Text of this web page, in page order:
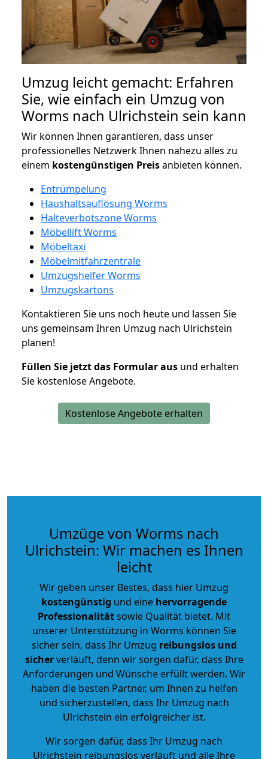
Umzug leicht gemacht: Erfahren
Sie, wie einfach ein Umzug von
Worms nach Ulrichstein sein kann
Wir können Ihnen garantieren, dass unser
professionelles Netzwerk Ihnen nahezu alles zu
einem kostengünstigen Preisanbieten können.
Entrümpelung
Haushaltsauflösung Worms
Halteverbotszone Worms
Möbellift Worms
Möbeltaxi
Möbelmitfahrzentrale
Umzugshelfer Worms
Umzugskartons
Kontaktieren Sie uns noch heute und lassen Sie
uns gemeinsam Ihren Umzug nach Ulrichstein
planen!
Füllen Sie jetzt das Formular aus und erhalten
Sie kostenlose Angebote.
Kostenlose Angebote erhalten
Umzüge von Worms nach
Ulrichstein: Wir machen es Ihnen
leicht
Wir geben unser Bestes, dass hier Umzug
kostengünstig und eine hervorragende
Professionalitätsowie Qualität bietet. Mit
unserer Unterstützung in Worms können Sie
sicher sein, dass Ihr Umzug reibungslos und
sicherverläuft, denn wir sorgen dafür, dass Ihre
Anforderungen und Wünsche erfüllt werden. Wir
haben die besten Partner, um Ihnen zu helfen
und sicherzustellen, dass Ihr Umzug nach
Ulrichstein ein erfolgreicher ist.
Wir sorgen dafür, dass Ihr Umzug nach
Ulrichstein reibungslos verläuft und alle Ihre